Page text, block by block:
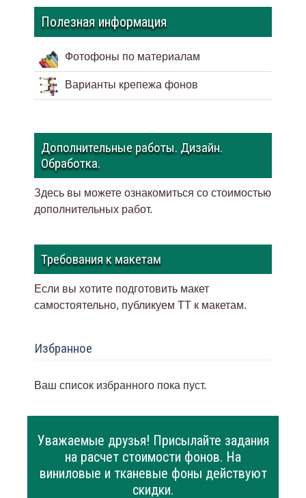
Полезная информация
Фотофоны по материалам
Варианты крепежа фонов
Дополнительные работы. Дизайн.
Обработка.
Здесь вы можете ознакомиться со стоимостью
дополнительных работ.
Требования к макетам
Если вы хотите подготовить макет
самостоятельно, публикуем ТТ к макетам.
Избранное
Ваш список избранного пока пуст.
Уважаемые друзья! Присылайте задания
на расчет стоимости фонов. На
виниловые и тканевые фоны действуют
скидки.